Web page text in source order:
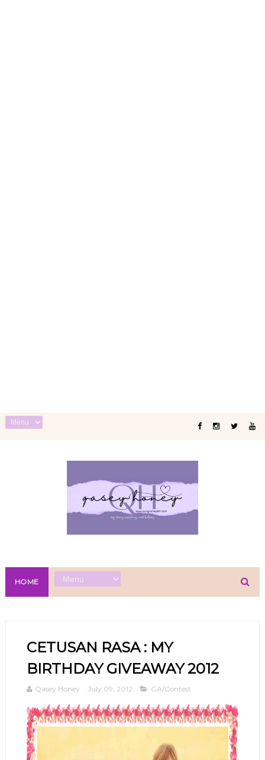
HOME
CETUSAN RASA : MY
BIRTHDAY GIVEAWAY 2012
Qasey Honey July 09, 2012 GA/Contest